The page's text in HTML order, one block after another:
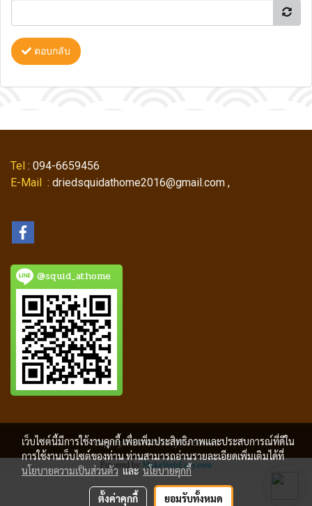
ตอบกลับ
Tel : 094-6659456
E-Mail : driedsquidathome2016@gmail.com ,
@squid_athome
Copyright 2018 All Rigths Served
Powered by MakeWebEasy.com
เว็บไซต์นี้มีการใช้งานคุกกี้ เพื่อเพิ่มประสิทธิภาพและประสบการณ์ที่ดีใน
การใช้งานเว็บไซต์ของท่าน ท่านสามารถอ่านรายละเอียดเพิ่มเติมได้ที่
นโยบายความเป็นส่วนตัวและ นโยบายคุกกี้
ตั้งค่าคุกกี้ ยอมรับทั้งหมด